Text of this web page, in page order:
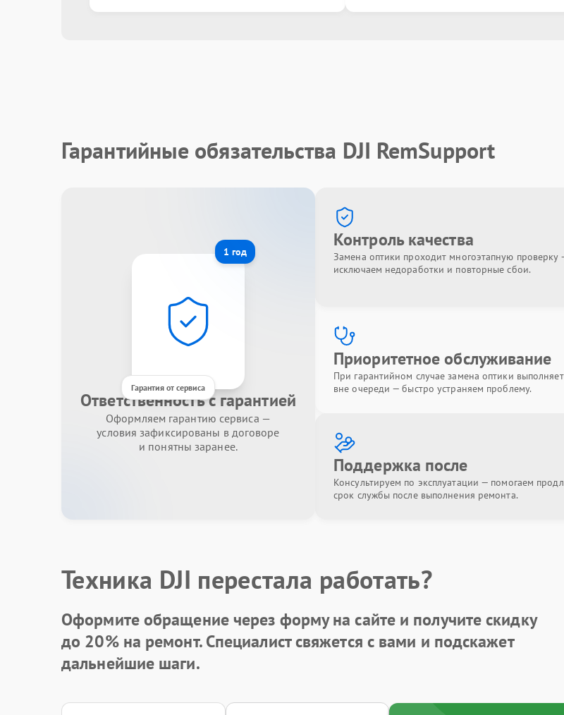
Гарантийные обязательства DJI RemSupport
1 год
Гарантия от сервиса
Ответственность с гарантией
Оформляем гарантию сервиса —
условия зафиксированы в договоре
и понятны заранее.
Контроль качества
Замена оптики проходит многоэтапную проверку
исключаем недоработки и повторные сбои.
Приоритетное обслуживание
При гарантийном случае замена оптики
вне очереди — быстро устраняем проблему.
Поддержка после
Консультируем по эксплуатации — помогаем
срок службы после выполнения ремонта.
Техника DJI перестала работать?
Оформите обращение через форму на сайте и получитескидку
до 20%на ремонт. Специалист свяжется с вами и подскажет
дальнейшие шаги.